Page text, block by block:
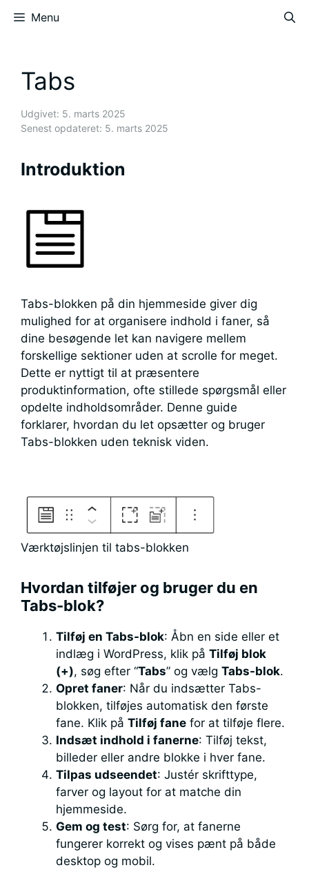
Menu
Tabs
Udgivet: 5. marts 2025
Senest opdateret: 5. marts 2025
Introduktion
Tabs-blokken på din hjemmeside giver dig
mulighed for at organisere indhold i faner, så
dine besøgende let kan navigere mellem
forskellige sektioner uden at scrolle for meget.
Dette er nyttigt til at præsentere
produktinformation, ofte stillede spørgsmål eller
opdelte indholdsområder. Denne guide
forklarer, hvordan du let opsætter og bruger
Tabs-blokken uden teknisk viden.
Værktøjslinjen til tabs-blokken
Hvordan tilføjer og bruger du en
Tabs-blok?
Tilføj en Tabs-blok: Åbn en side eller et
indlæg i WordPress, klik på Tilføj blok
(+), søg efter “Tabs” og vælg Tabs-blok.
Opret faner: Når du indsætter Tabs-
blokken, tilføjes automatisk den første
fane. Klik på Tilføj fane for at tilføje flere.
Indsæt indhold i fanerne: Tilføj tekst,
billeder eller andre blokke i hver fane.
Tilpas udseendet: Justér skrifttype,
farver og layout for at matche din
hjemmeside.
Gem og test: Sørg for, at fanerne
fungerer korrekt og vises pænt på både
desktop og mobil.